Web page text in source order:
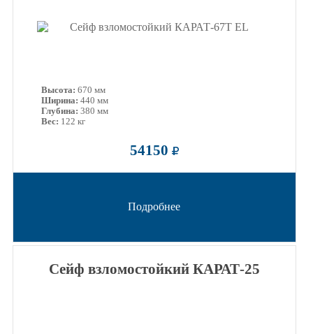
Высота: 670 мм
Ширина: 440 мм
Глубина: 380 мм
Вес: 122 кг
54150
Подробнее
Сейф взломостойкий КАРАТ-25